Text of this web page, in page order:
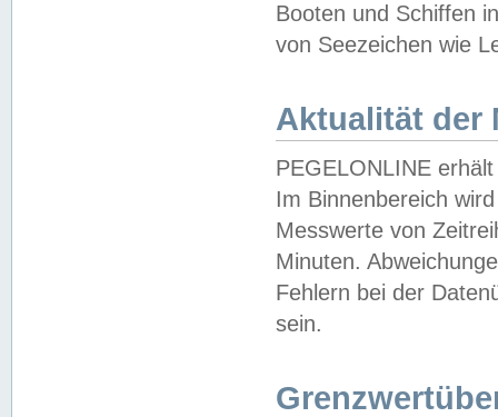
Booten und Schiffen
von Seezeichen wie
Aktualität der
PEGELONLINE
Im Binnenbereich
Messwerte von
Minuten.
Fehlern bei der
sein.